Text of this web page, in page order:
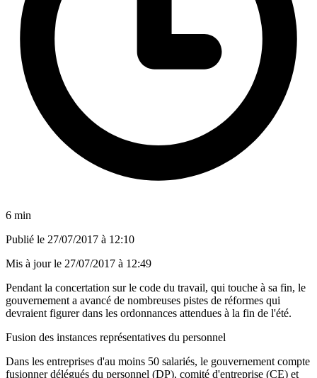
6 min
Publié le 27/07/2017 à 12:10
Mis à jour le 27/07/2017 à 12:49
Pendant la concertation sur le code du travail, qui touche à sa fin, le
gouvernement a avancé de nombreuses pistes de réformes qui
devraient figurer dans les ordonnances attendues à la fin de l'été.
Fusion des instances représentatives du personnel
Dans les entreprises d'au moins 50 salariés, le gouvernement compte
fusionner délégués du personnel (DP), comité d'entreprise (CE) et